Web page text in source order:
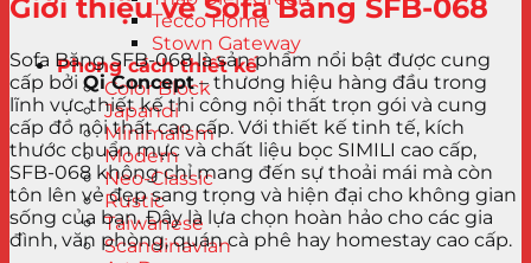
Tecco Home
Stown Gateway
Phong cách thiết kế
Color Block
Japandi
Minimalism
Modern
Neo-Classic
Rustic
Taiwanese
Scandinavian
Giới thiệu về Sofa Băng SFB-068
Sofa Băng SFB-068 là sản phẩm nổi bật được cung
cấp bởi Qi Concept– thương hiệu hàng đầu trong
lĩnh vực thiết kế thi công nội thất trọn gói và cung
cấp đồ nội thất cao cấp. Với thiết kế tinh tế, kích
thước chuẩn mực và chất liệu bọc SIMILI cao cấp,
SFB-068 không chỉ mang đến sự thoải mái mà còn
tôn lên vẻ đẹp sang trọng và hiện đại cho không gian
sống của bạn. Đây là lựa chọn hoàn hảo cho các gia
đình, văn phòng, quán cà phê hay homestay cao cấp.